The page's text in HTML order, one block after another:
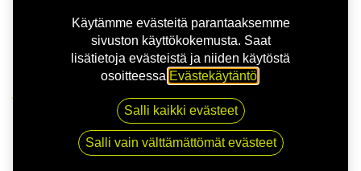
165/65R14 79T SAVA PERFECTA
165/65R14 79T SAVA
Käytämme evästeitä parantaaksemme
sivuston käyttökokemusta. Saat
lisätietoja evästeistä ja niiden käytöstä
osoitteessa Evästekäytäntö
Salli kaikki evästeet
Salli vain välttämättömät evästeet